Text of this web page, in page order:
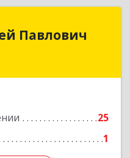
Павлович
25
1
Павлович
обл, Алапаевск г,